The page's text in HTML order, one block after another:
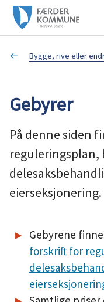
F
æ
r
k
o
m
m
u
Du
her:
Bygge, rive eller
Gebyrer
På denne siden
reguleringsplan,
eierseksjonering.
Gebyrene
forskrift for